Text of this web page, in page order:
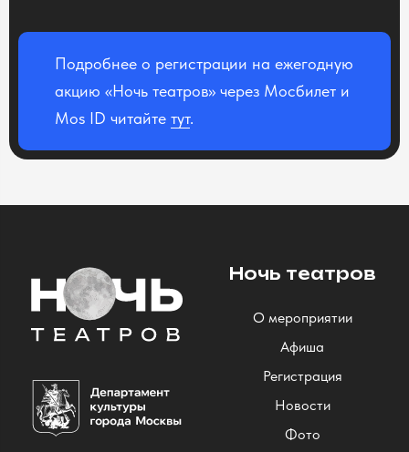
Подробнее о регистрации на ежегодную
акцию «Ночь театров» через Мосбилет и
Mos ID читайте тут.
Ночь театров
О мероприятии
Афиша
Регистрация
Новости
Фото